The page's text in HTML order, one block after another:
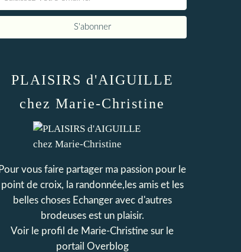
PLAISIRS d'AIGUILLE
chez Marie-Christine
Pour vous faire partager ma passion pour le
point de croix, la randonnée,les amis et les
belles choses Echanger avec d'autres
brodeuses est un plaisir.
Voir le profil de Marie-Christine sur le
portail Overblog